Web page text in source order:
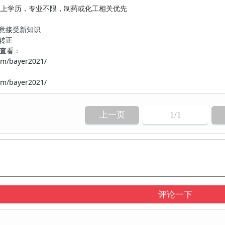
学历，专业不限，制药或化工相关优先
接受新知识
正
看：
bayer2021/
bayer2021/
上一页 1/1